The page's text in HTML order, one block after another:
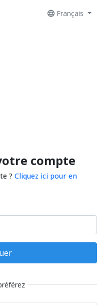
Français
compte
? Cliquez ici pour en